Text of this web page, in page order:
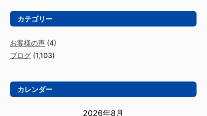
カテゴリー
お客様の声 (4)
ブログ (1,103)
カレンダー
2026年8月